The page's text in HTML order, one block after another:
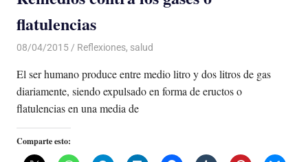
flatulencias
08/04/2015 Luis Castellanos
Reflexiones, salud
El ser humano produce entre medio litro y dos litros de gas
diariamente, siendo expulsado en forma de eructos o
flatulencias en una media de
Comparte esto: